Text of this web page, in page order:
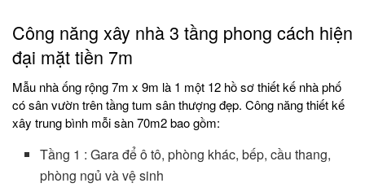
Công năng xây nhà 3 tầng phong cách hiện
đại mặt tiền 7m
Mẫu nhà ống rộng 7m x 9m là 1 một 12 hồ sơ thiết kế nhà phố
có sân vườn trên tầng tum sân thượng đẹp. Công năng thiết kế
xây trung bình mỗi sàn 70m2 bao gồm:
Tầng 1 : Gara để ô tô, phòng khác, bếp, cầu thang,
phòng ngủ và vệ sinh